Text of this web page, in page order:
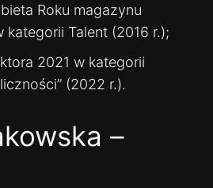
Roku magazynu
kategorii Talent (2016 r.);
2021 w kategorii
(2022 r.).
–